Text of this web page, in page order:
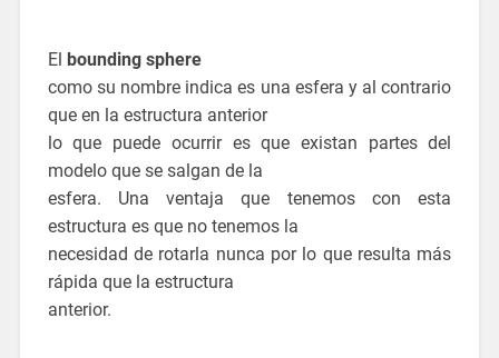
El bounding sphere
como su nombre indica es una esfera y al contrario
que en la estructura anterior
lo que puede ocurrir es que existan partes del
modelo que se salgan de la
esfera. Una ventaja que tenemos con esta
estructura es que no tenemos la
necesidad de rotarla nunca por lo que resulta más
rápida que la estructura
anterior.